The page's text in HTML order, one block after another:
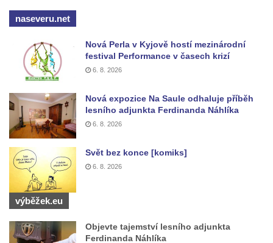
naseveru.net
Nová Perla v Kyjově hostí mezinárodní
festival Performance v časech krizí
6. 8. 2026
Nová expozice Na Saule odhaluje příběh
lesního adjunkta Ferdinanda Náhlíka
6. 8. 2026
Svět bez konce [komiks]
6. 8. 2026
výběžek.eu
Objevte tajemství lesního adjunkta
Ferdinanda Náhlíka